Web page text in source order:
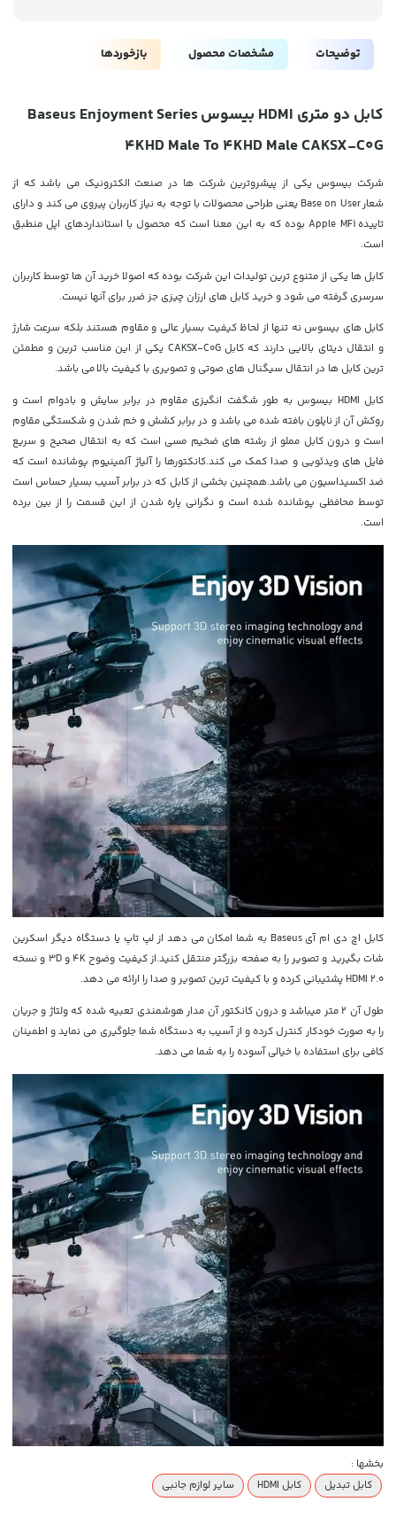
توضیحات مشخصات محصول بازخوردها
کابل دو متری HDMI بیسوس Baseus Enjoyment Series
4KHD Male To 4KHD Male CAKSX-C0G
شرکت بیسوس یکی از پیشروترین شرکت ها در صنعت الکترونیک می باشد که از
شعار
Base on User یعنی طراحی محصولات با توجه به نیاز کاربران پیروی می کند و دارای
تاییده Apple MFi بوده که به این معنا است که محصول با استانداردهای اپل منطبق
است.
کابل ها یکی از متنوع ترین تولیدات این شرکت بوده که اصولا خرید آن ها توسط کاربران
سرسری گرفته می شود و خرید کابل های ارزان چیزی جز ضرر برای آنها نیست.
کابل های بیسوس نه تنها از لحاظ کیفیت بسیار عالی و مقاوم هستند بلکه سرعت شارژ
و انتقال دیتای بالایی دارند که کابل CAKSX-C0G یکی از این مناسب ترین و مطمئن
ترین کابل ها در انتقال سیگنال های صوتی و تصویری با کیفیت بالا می باشد.
کابل HDMI بیسوس به طور شگفت انگیزی مقاوم در برابر سایش و بادوام است و
روکش آن از نایلون بافته شده می باشد و در برابر کشش و خم شدن و شکستگی مقاوم
است و درون کابل مملو از رشته های ضخیم مسی است که به انتقال صحیح و سریع
فایل های ویدئویی و صدا کمک می کند.کانکتورها را آلیاژ آلمینیوم پوشانده است که
ضد اکسیداسیون می باشد.همچنین بخشی از کابل که در برابر آسیب بسیار حساس است
توسط محافظی پوشانده شده است و نگرانی پاره شدن از این قسمت را از بین برده
است.
کابل اچ دی ام آی Baseus به شما امکان می دهد از لپ تاپ یا دستگاه دیگر اسکرین
شات بگیرید و تصویر را به صفحه بزرگتر منتقل کنید.از کیفیت وضوح 4K و 3D و نسخه
HDMI 2.0 پشتیبانی کرده و با کیفیت ترین تصویر و صدا را ارائه می دهد.
طول آن 2 متر میباشد و
درون کانکتور آن مدار هوشمندی تعبیه شده که ولتاژ و جریان
را به صورت خودکار کنترل کرده و از آسیب به دستگاه شما جلوگیری می نماید و اطمینان
کافی برای استفاده با خیالی آسوده را به شما می دهد.
بخشها :
کابل تبدیل
کابل HDMI سایر لوازم جانبی